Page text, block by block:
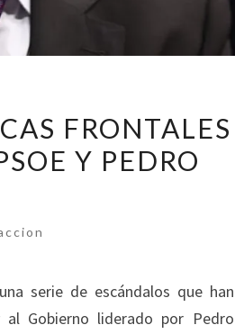
FRONTALES
Y PEDRO
serie de escándalos que han
al Gobierno liderado por Pedro